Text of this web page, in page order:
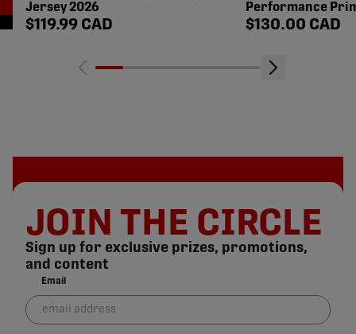
Jersey 2026
Magasinez le prix
$119.99 CAD
Performance
Magasinez le
$130.00 CAD
JOIN THE CIRCLE
Sign up for exclusive prizes, promotions,
and content
Email